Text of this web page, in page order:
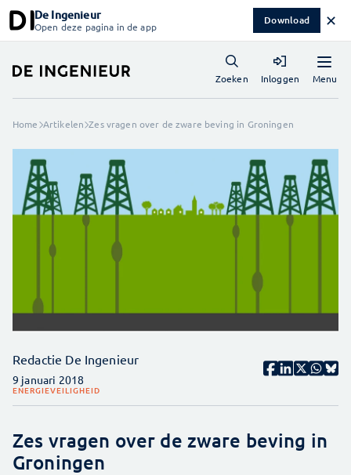
De Ingenieur
Open deze pagina in de app Download ✕
Menu
Zoeken Inloggen
Home Artikelen Zes vragen over de zware beving in Groningen
Redactie De Ingenieur
9 januari 2018
ENERGIEVEILIGHEID
Zes vragen over de zware beving in
Groningen